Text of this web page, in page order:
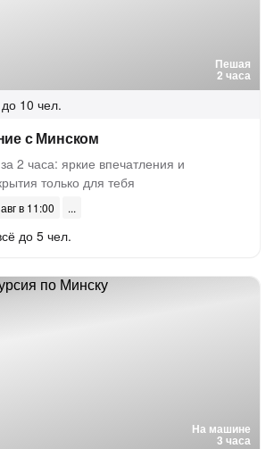
Пешая
2 часа
до 10 чел.
с Минском
2 часа: яркие впечатления и
только для тебя
в 11:00
до 5 чел.
На машине
3 часа